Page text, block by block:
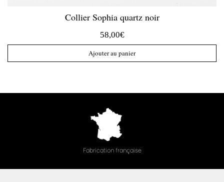
Collier Sophia quartz noir
58,00€
Ajouter au panier
Fabrication française